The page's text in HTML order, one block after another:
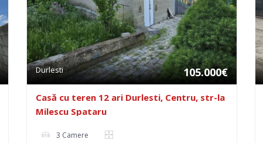
Durlesti 105.000€
Casă cu teren 12 ari Durlesti, Centru, str-la
Milescu Spataru
3 Camere